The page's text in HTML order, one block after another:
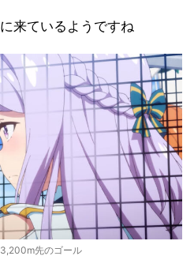
来ているようですね
先のゴール